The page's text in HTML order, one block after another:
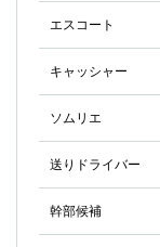
エスコート
キャッシャー
ソムリエ
送りドライバー
幹部候補